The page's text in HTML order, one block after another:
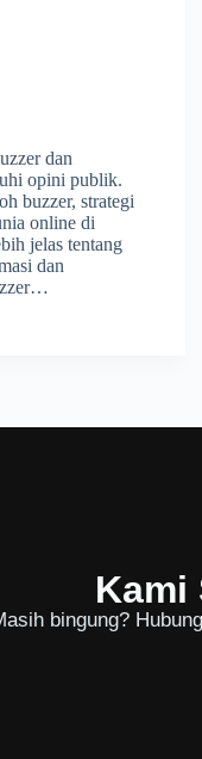
dan
opini publik.
buzzer, strategi
online di
jelas tentang
dan
Kami
bingung?